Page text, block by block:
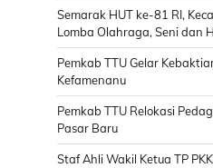
Semarak HUT ke-81 RI,
Lomba Olahraga, Seni dan
Pemkab TTU Gelar
Kefamenanu
Pemkab TTU Relokasi
Pasar Baru
Staf Ahli Wakil Ketua TP